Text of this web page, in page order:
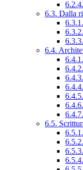
6.3. Dalla
6.4.
6.5.